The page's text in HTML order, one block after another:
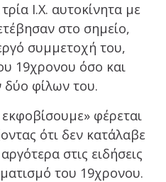
Ι.Χ. αυτοκίνητα με
στο σημείο,
συμμετοχή του,
19χρονου όσο και
δύο φίλων του.
φέρεται
ότι δεν κατάλαβε
στις ειδήσεις
του 19χρονου.